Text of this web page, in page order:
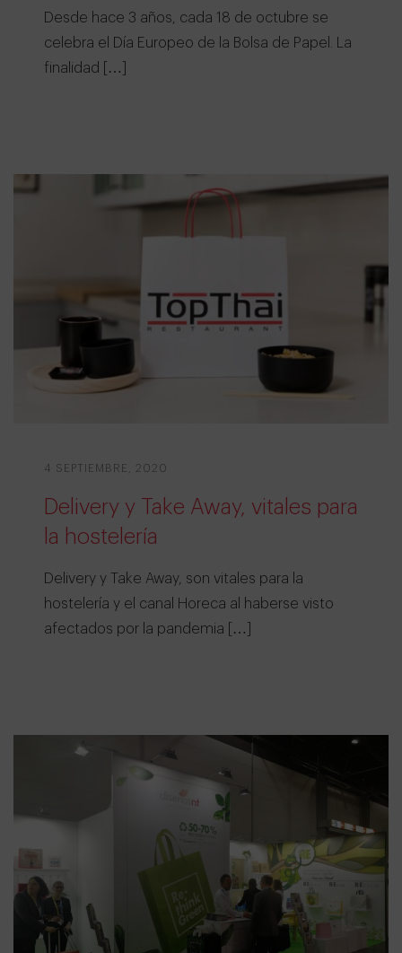
Desde hace 3 años, cada 18 de octubre se
celebra el Día Europeo de la Bolsa de Papel. La
finalidad […]
4 SEPTIEMBRE, 2020
Delivery y Take Away, vitales para
la hostelería
Delivery y Take Away, son vitales para la
hostelería y el canal Horeca al haberse visto
afectados por la pandemia […]